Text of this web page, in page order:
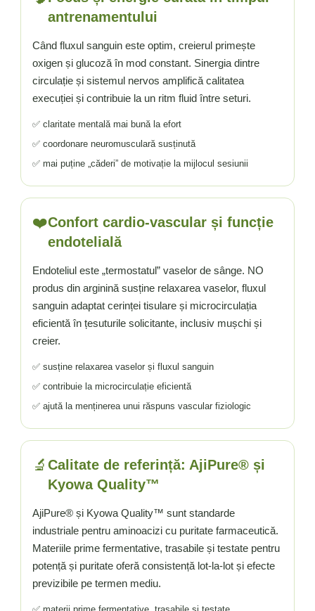
antrenamentului
Când fluxul sanguin este optim, creierul primește
oxigen și glucoză în mod constant. Sinergia dintre
circulație și sistemul nervos amplifică calitatea
execuției și contribuie la un ritm fluid între seturi.
✅ claritate mentală mai bună la efort
✅ coordonare neuromusculară susținută
✅ mai puține „căderi” de motivație la mijlocul sesiunii
❤️Confort cardio-vascular și funcție
endotelială
Endoteliul este „termostatul” vaselor de sânge. NO
produs din arginină susține relaxarea vaselor, fluxul
sanguin adaptat cerinței tisulare și microcirculația
eficientă în țesuturile solicitante, inclusiv mușchi și
creier.
✅ susține relaxarea vaselor și fluxul sanguin
✅ contribuie la microcirculație eficientă
✅ ajută la menținerea unui răspuns vascular fiziologic
🔬 Calitate de referință: AjiPure® și
Kyowa Quality™
AjiPure® și Kyowa Quality™ sunt standarde
industriale pentru aminoacizi cu puritate farmaceutică.
Materiile prime fermentative, trasabile și testate pentru
potență și puritate oferă consistență lot-la-lot și efecte
previzibile pe termen mediu.